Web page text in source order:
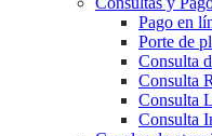
Pago en
Porte de
Consulta
Consulta
Consulta
Consulta